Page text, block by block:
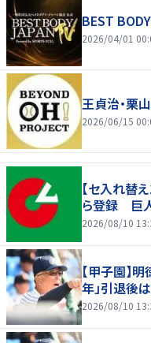
BEST
2026/04/01
王貞治・栗
2026/06/15
【セ入れ替
ら登録 巨
2026/08/10
【甲子園】
年」引退後
2026/08/10